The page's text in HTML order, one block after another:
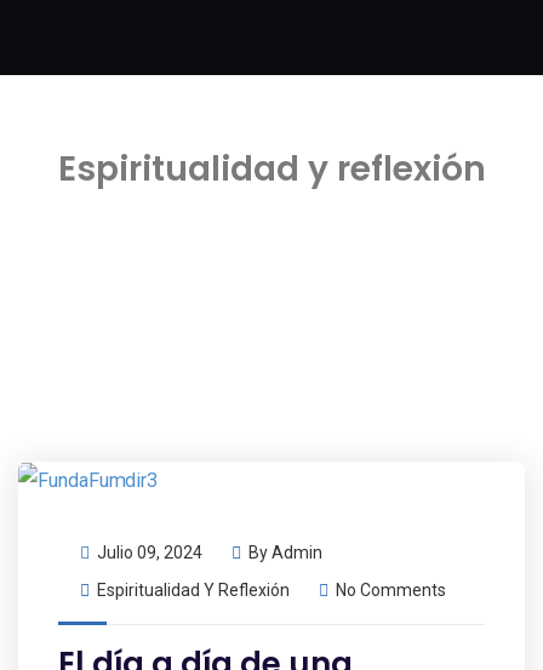
Espiritualidad y reflexión
Julio 09, 2024 ByAdmin
Espiritualidad Y Reflexión
No Comments